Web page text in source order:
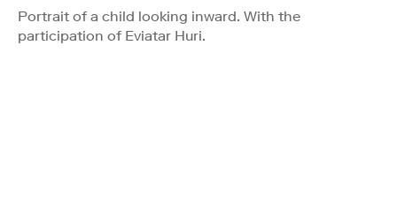
Portrait of a child looking inward. With the
participation of Eviatar Huri.